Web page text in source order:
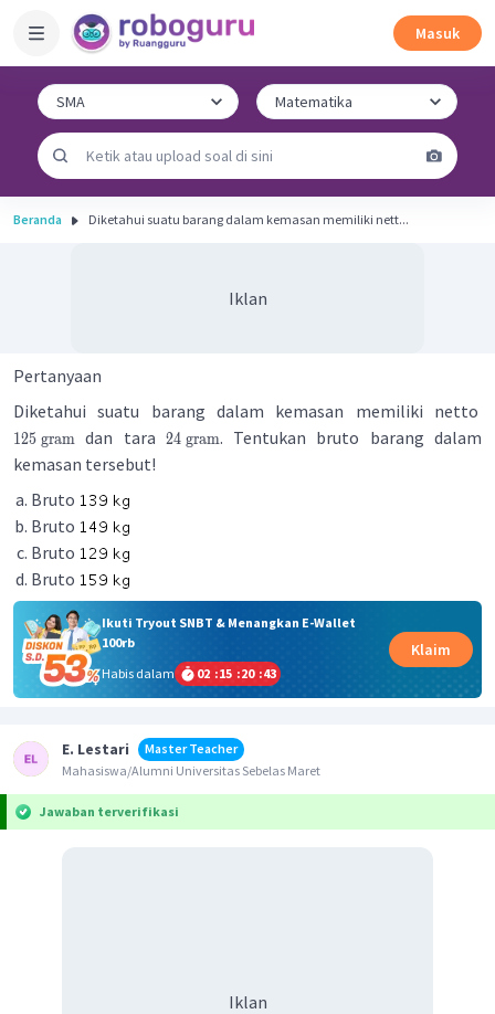
Masuk
Beranda Diketahui suatu barang dalam kemasan memiliki nett...
Iklan
Pertanyaan
Diketahui suatu barang dalam kemasan memiliki netto
125 gram dan tara 24 gram. Tentukan bruto barang dalam
kemasan tersebut!
Bruto
Bruto
Bruto
Bruto
Ikuti Tryout SNBT & Menangkan E-Wallet
100rb
Habis dalam
02 :15 :20 :43
Klaim
E. Lestari
Master Teacher
Mahasiswa/Alumni Universitas Sebelas Maret
Jawaban terverifikasi
Iklan